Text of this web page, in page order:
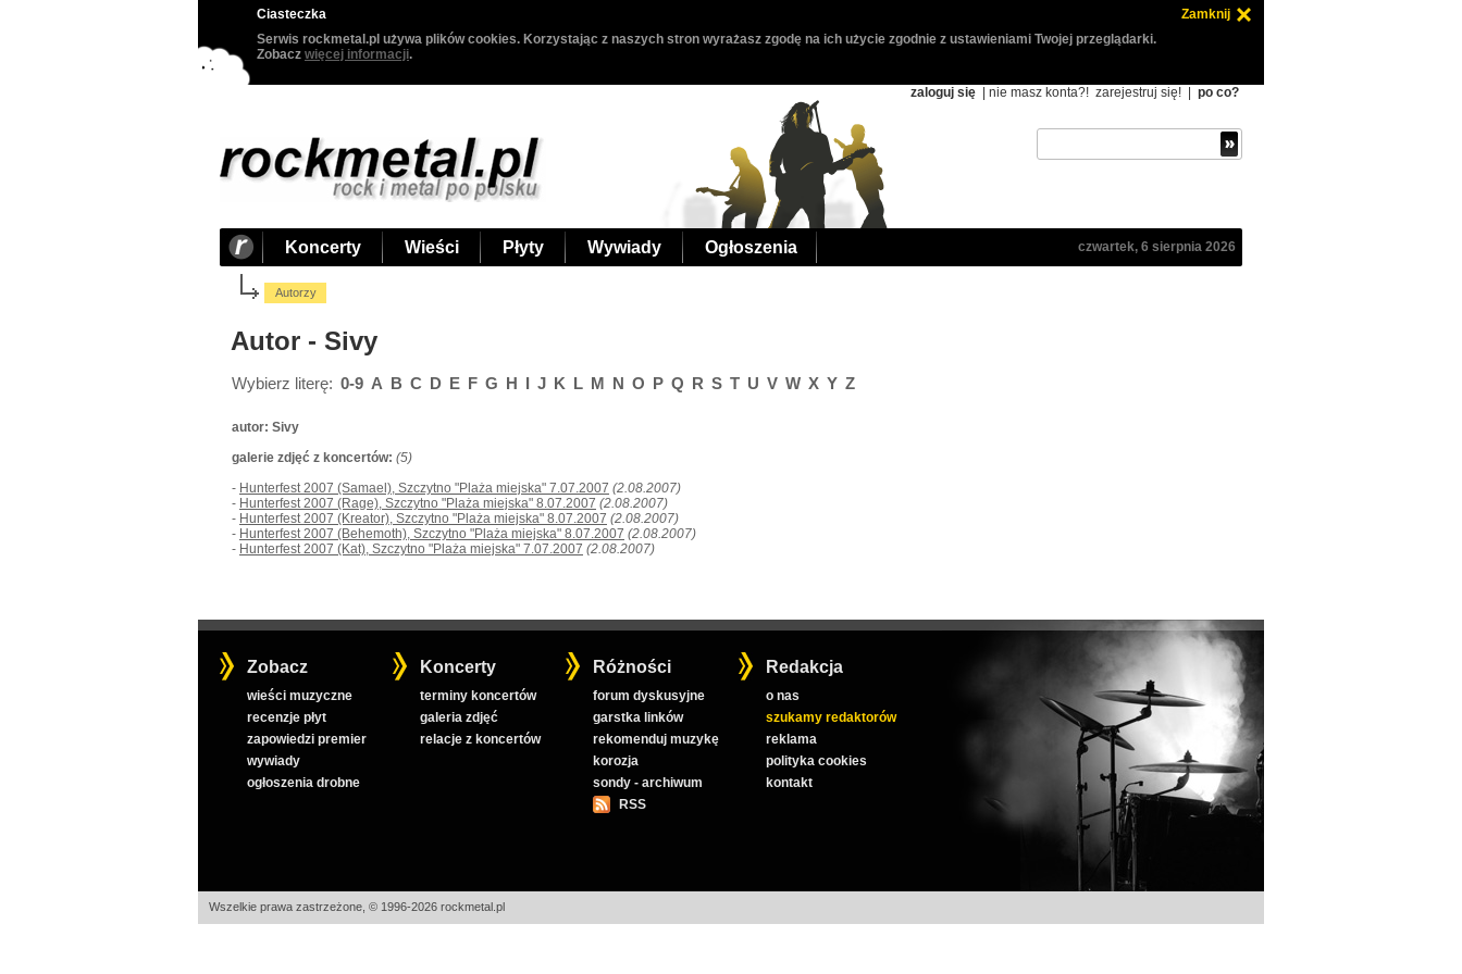
Ciasteczka
Zamknij
Serwis rockmetal.pl używa plików cookies. Korzystając z naszych stron wyrażasz zgodę na ich użycie zgodnie z ustawieniami Twojej przeglądarki.
Zobacz więcej informacji.
zaloguj się | nie masz konta?! zarejestruj się! po co?
Koncerty Wieści Płyty Wywiady Ogłoszenia czwartek, 6 sierpnia 2026
Autorzy
Autor - Sivy
Wybierz literę: 0-9 A B C D E F G H I J K L M N O P Q R S T U V W X Y Z
autor: Sivy
galerie zdjęć z koncertów: (5)
- Hunterfest 2007 (Samael), Szczytno "Plaża miejska" 7.07.2007 (2.08.2007)
- Hunterfest 2007 (Rage), Szczytno "Plaża miejska" 8.07.2007 (2.08.2007)
- Hunterfest 2007 (Kreator), Szczytno "Plaża miejska" 8.07.2007 (2.08.2007)
- Hunterfest 2007 (Behemoth), Szczytno "Plaża miejska" 8.07.2007 (2.08.2007)
- Hunterfest 2007 (Kat), Szczytno "Plaża miejska" 7.07.2007 (2.08.2007)
Zobacz
wieści muzyczne
recenzje płyt
zapowiedzi premier
wywiady
ogłoszenia drobne
Koncerty
terminy koncertów
galeria zdjęć
relacje z koncertów
Różności
forum dyskusyjne
garstka linków
rekomenduj muzykę
korozja
sondy - archiwum
RSS
Redakcja
o nas
szukamy redaktorów
reklama
polityka cookies
kontakt
Wszelkie prawa zastrzeżone, © 1996-2026 rockmetal.pl